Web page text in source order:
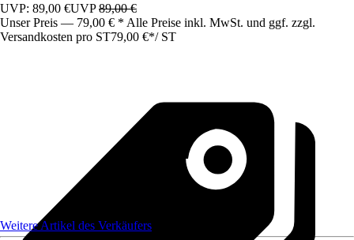
UVP: 89,00 €UVP89,00 €
Unser Preis — 79,00 € * Alle Preise inkl. MwSt. und ggf. zzgl.
Versandkosten pro ST79,00 €*/ ST
Weitere Artikel des Verkäufers